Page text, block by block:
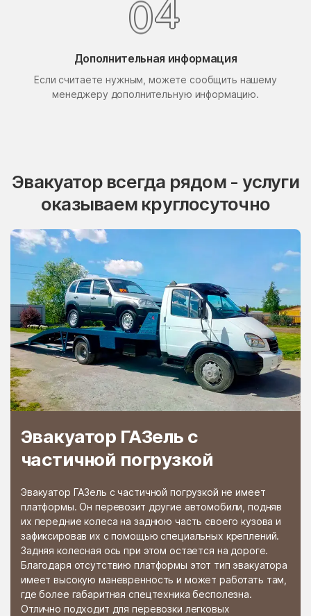
04
Дополнительная информация
Если считаете нужным, можете сообщить нашему
менеджеру дополнительную информацию.
Эвакуатор всегда рядом - услуги
оказываем круглосуточно
Эвакуатор ГАЗель с
частичной погрузкой
Эвакуатор ГАЗель с частичной погрузкой не имеет
платформы. Он перевозит другие автомобили, подняв
их передние колеса на заднюю часть своего кузова и
зафиксировав их с помощью специальных креплений.
Задняя колесная ось при этом остается на дороге.
Благодаря отсутствию платформы этот тип эвакуатора
имеет высокую маневренность и может работать там,
где более габаритная спецтехника бесполезна.
Отлично подходит для перевозки легковых
Поселок Сосновка
Поселок Толстопальцево Поселок Узкое
Поселок Шлюзы Починки
Пуршево Путилково
Пушкино Пущино
Радужный
Развилка
Раменки Раменское
Раменской
агрохимстанции РАОС
Растуново
Ратчино Рахманово
Редино Реммаш
Реутово Речицы
Решетниково Решоткино
Ржавки Рогачёво
Рождествено Ромашково
Рошаль Руза
Румянцево Рыбное
Рыболово Рылеево
Рязановский Рязановское поселение